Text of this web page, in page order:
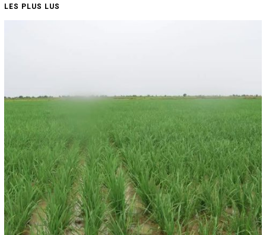
LES PLUS LUS